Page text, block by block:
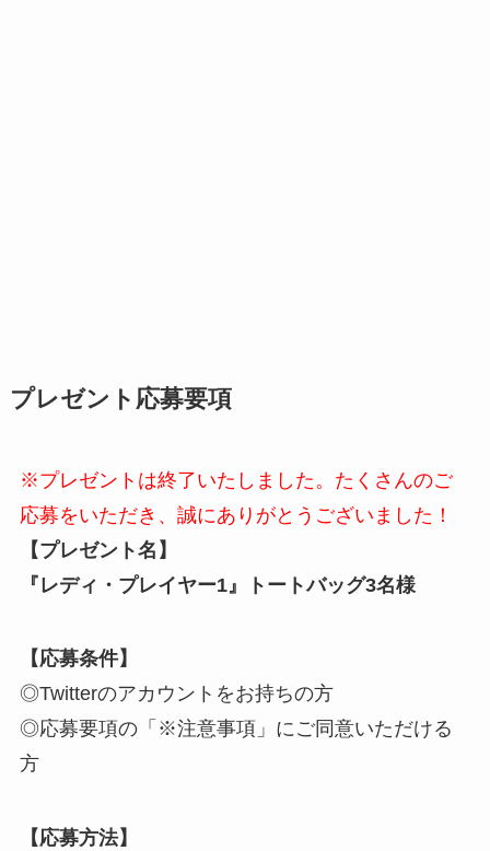
プレゼント応募要項
※プレゼントは終了いたしました。たくさんのご
応募をいただき、誠にありがとうございました！
【プレゼント名】
『レディ・プレイヤー1』トートバッグ3名様
【応募条件】
◎Twitterのアカウントをお持ちの方
◎応募要項の「※注意事項」にご同意いただける
方
【応募方法】